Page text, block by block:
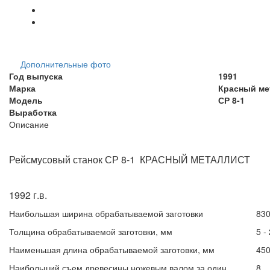
Дополнительные фото
Год выпуска
1991
Марка
Красный
Модель
СР 8-1
Выработка
Описание
Рейсмусовый станок СР 8-1 КРАСНЫЙ МЕТАЛЛИСТ
1992 г.в.
Наибольшая ширина обрабатываемой заготовки
830
Толщина обрабатываемой заготовки, мм
5 -
Наименьшая длина обрабатываемой заготовки, мм
450
Наибольший съем древесины ножевым валом за один
8